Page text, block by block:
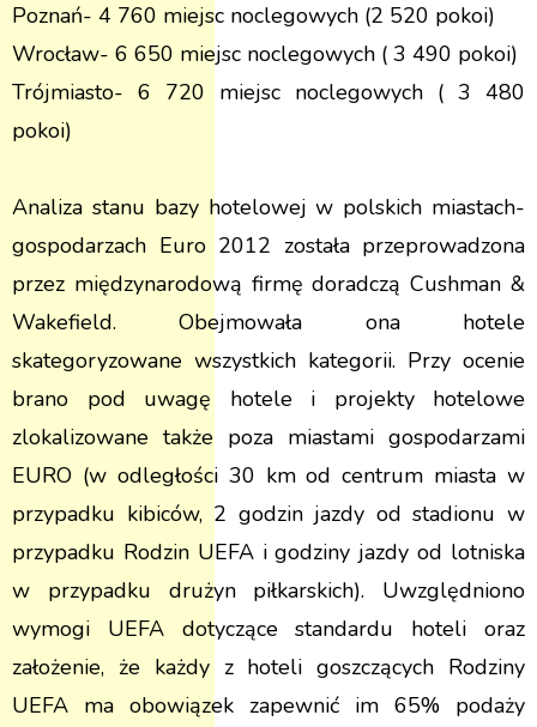
Poznań- 4 760 miejsc noclegowych (2 520 pokoi)
Wrocław- 6 650 miejsc noclegowych ( 3 490 pokoi)
Trójmiasto- 6 720 miejsc noclegowych ( 3 480
pokoi)
Analiza stanu bazy hotelowej w polskich miastach-
gospodarzach Euro 2012 została przeprowadzona
przez międzynarodową firmę doradczą Cushman &
Wakefield. Obejmowała ona hotele
skategoryzowane wszystkich kategorii. Przy ocenie
brano pod uwagę hotele i projekty hotelowe
zlokalizowane także poza miastami gospodarzami
EURO (w odległości 30 km od centrum miasta w
przypadku kibiców, 2 godzin jazdy od stadionu w
przypadku Rodzin UEFA i godziny jazdy od lotniska
w przypadku drużyn piłkarskich). Uwzględniono
wymogi UEFA dotyczące standardu hoteli oraz
założenie, że każdy z hoteli goszczących Rodziny
UEFA ma obowiązek zapewnić im 65% podaży